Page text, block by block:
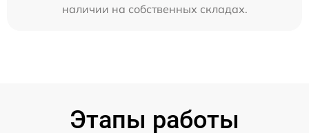
наличии на собственных складах.
Этапы работы